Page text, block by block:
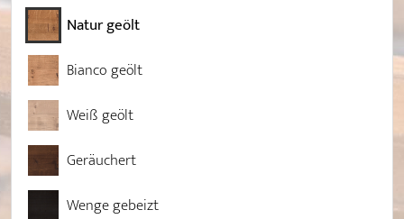
Natur geölt
Bianco geölt
Weiß geölt
Geräuchert
Wenge gebeizt